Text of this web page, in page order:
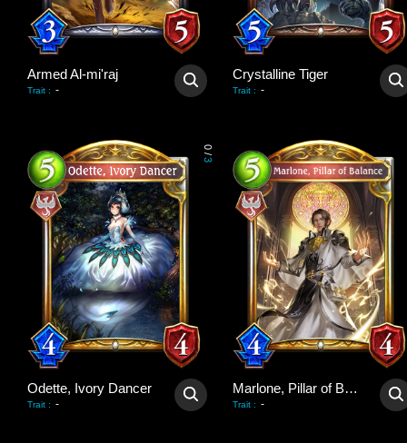
Armed Al-mi'raj
Trait : -
Crystalline Tiger
Trait : -
0
/
3
Odette, Ivory Dancer
Trait : -
Marlone, Pillar of Balance
Trait : -